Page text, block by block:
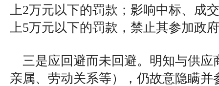
上2万元以下的罚款；影响中标、成
上5万元以下的罚款，禁止其参加政
三是应回避而未回避。明知与供应
亲属、劳动关系等），仍故意隐瞒并